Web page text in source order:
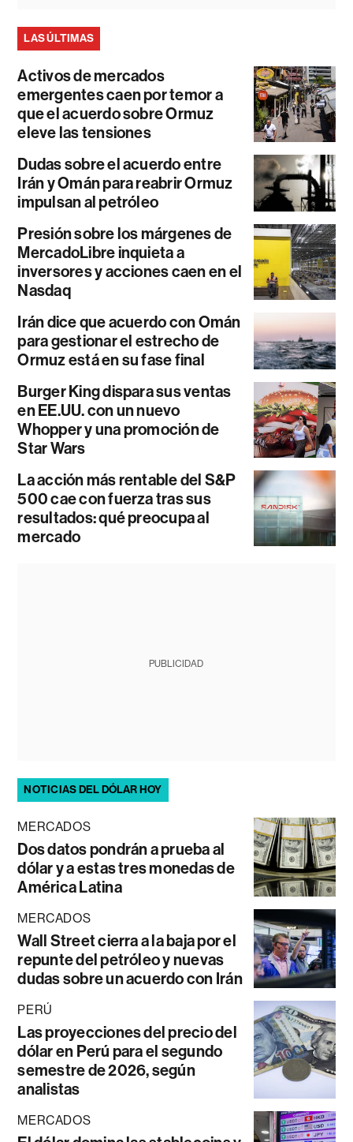
LAS ÚLTIMAS
Activos de mercados
emergentes caen por temor a
que el acuerdo sobre Ormuz
eleve las tensiones
Dudas sobre el acuerdo entre
Irán y Omán para reabrir Ormuz
impulsan al petróleo
Presión sobre los márgenes de
MercadoLibre inquieta a
inversores y acciones caen en el
Nasdaq
Irán dice que acuerdo con Omán
para gestionar el estrecho de
Ormuz está en su fase final
Burger King dispara sus ventas
en EE.UU. con un nuevo
Whopper y una promoción de
Star Wars
La acción más rentable del S&P
500 cae con fuerza tras sus
resultados: qué preocupa al
mercado
PUBLICIDAD
NOTICIAS DEL DÓLAR HOY
MERCADOS
Dos datos pondrán a prueba al
dólar y a estas tres monedas de
América Latina
MERCADOS
Wall Street cierra a la baja por el
repunte del petróleo y nuevas
dudas sobre un acuerdo con Irán
PERÚ
Las proyecciones del precio del
dólar en Perú para el segundo
semestre de 2026, según
analistas
MERCADOS